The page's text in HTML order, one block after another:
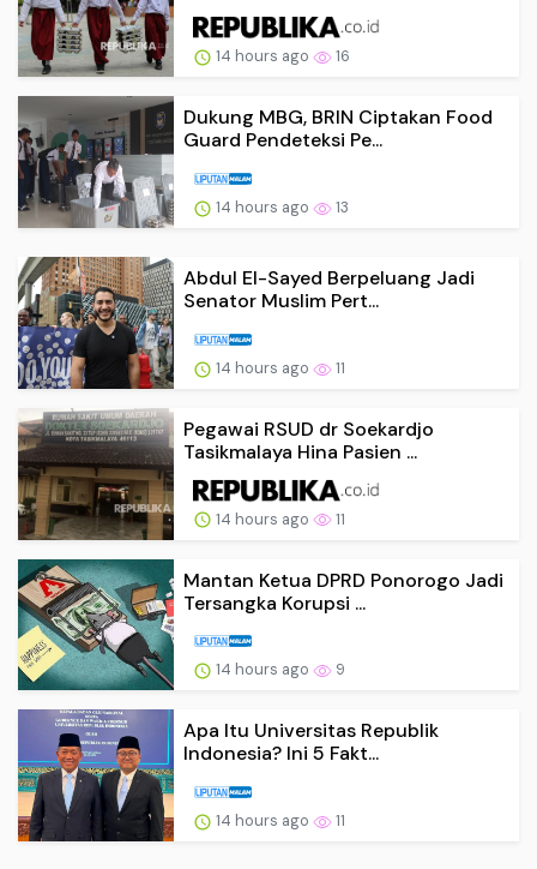
14 hours ago 16
Dukung MBG, BRIN Ciptakan Food
Guard Pendeteksi Pe...
14 hours ago 13
Abdul El-Sayed Berpeluang Jadi
Senator Muslim Pert...
14 hours ago 11
Pegawai RSUD dr Soekardjo
Tasikmalaya Hina Pasien ...
14 hours ago 11
Mantan Ketua DPRD Ponorogo Jadi
Tersangka Korupsi ...
14 hours ago 9
Apa Itu Universitas Republik
Indonesia? Ini 5 Fakt...
14 hours ago 11